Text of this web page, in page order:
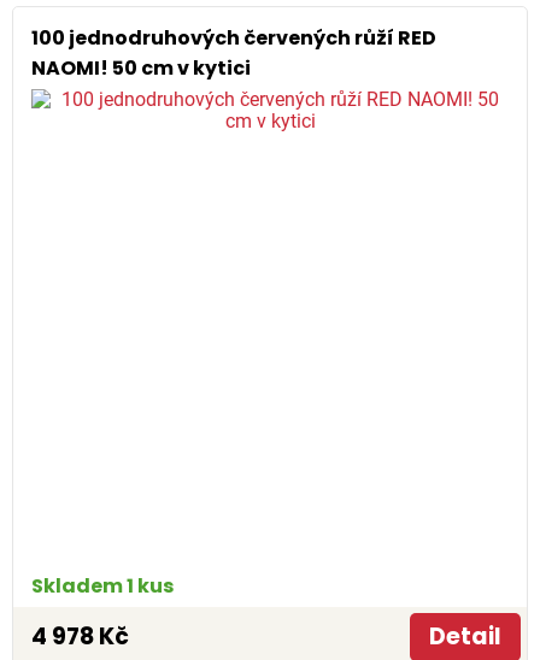
100 jednodruhových červených růží RED
NAOMI! 50 cm v kytici
Skladem 1 kus
4 978 Kč Detail